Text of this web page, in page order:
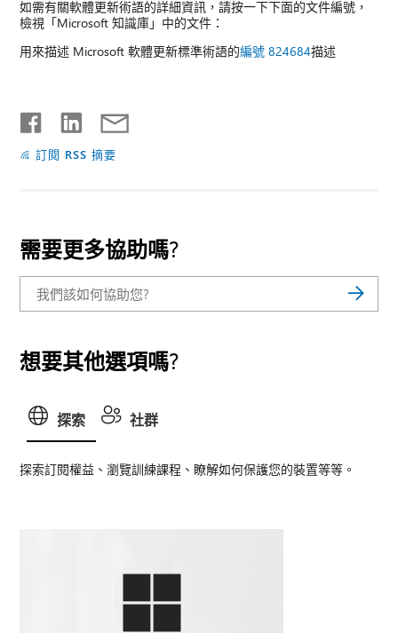
如需有關軟體更新術語的詳細資訊，請按一下下面的文件編號，
檢視「Microsoft 知識庫」中的文件：
用來描述 Microsoft 軟體更新標準術語的編號 824684描述
訂閱 RSS 摘要
需要更多協助嗎?
想要其他選項嗎?
探索 社群
探索訂閱權益、瀏覽訓練課程、瞭解如何保護您的裝置等等。